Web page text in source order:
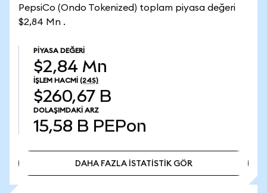
PepsiCo (Ondo Tokenized) toplam piyasa değeri
$2,84 Mn .
PIYASA DEĞERI
$2,84 Mn
İŞLEM HACMI (24S)
$260,67 B
DOLAŞIMDAKI ARZ
15,58 B PEPon
DAHA FAZLA İSTATİSTİK GÖR